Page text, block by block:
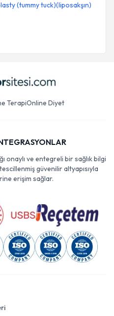
(tummy tuck)(liposakşın)
TerapiOnline Diyet
onaylı ve entegreli bir sağlık bilgi
güvenilir altyapısıyla
erişim sağlar.